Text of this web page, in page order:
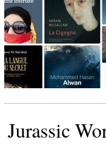
Jurassic